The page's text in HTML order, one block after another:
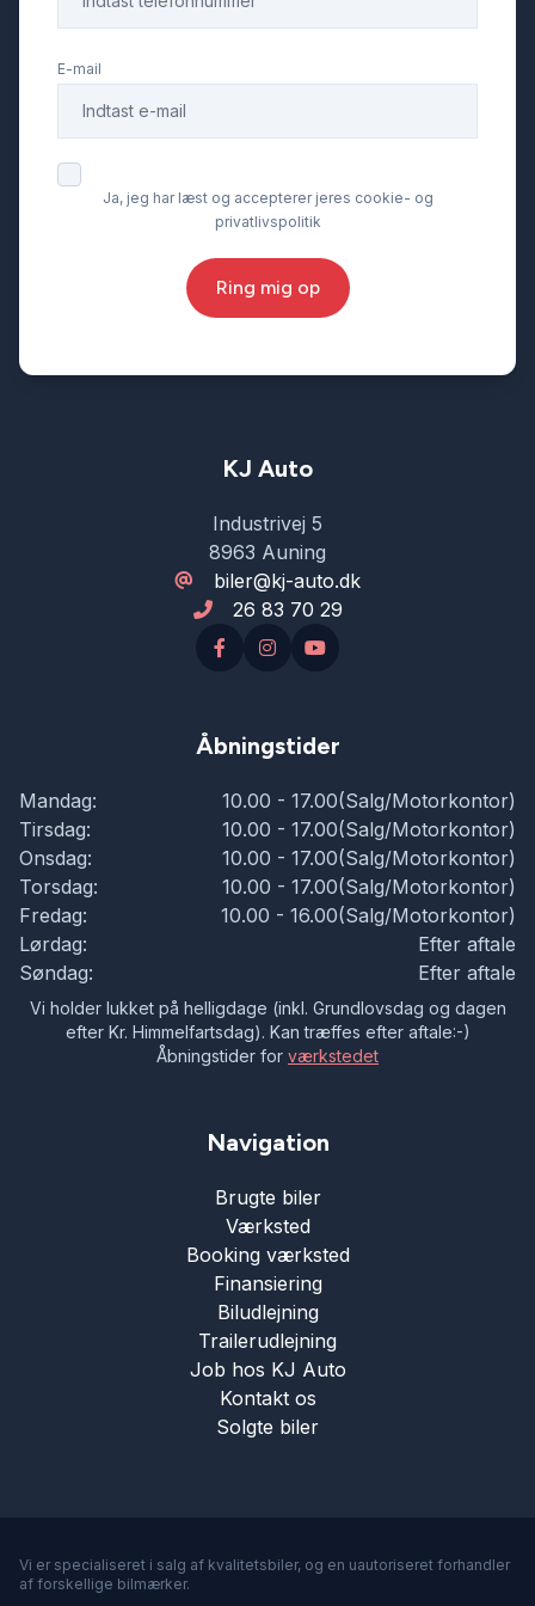
Fartpilot
Fjernbetjent centrallås
Fuld LED forlygter
Fuldautomatisk klimaanlæg
Kørecomputer
Læderrat
Musikstreaming via bluetooth
Navigation
Parkeringssensor bagved
Parkeringssensor foran
Skiltegenkendelse
E-mail
Ja, jeg har læst og accepterer jeres cookie- og
privatlivspolitik
Ring mig op
KJ Auto
Industrivej 5
8963 Auning
biler@kj-auto.dk
26 83 70 29
Åbningstider
Mandag:
10.00 - 17.00(Salg/Motorkontor)
Tirsdag:
10.00 - 17.00(Salg/Motorkontor)
Onsdag:
10.00 - 17.00(Salg/Motorkontor)
Torsdag:
10.00 - 17.00(Salg/Motorkontor)
Fredag:
10.00 - 16.00(Salg/Motorkontor)
Lørdag:
Efter aftale
Søndag:
Efter aftale
Vi holder lukket på helligdage (inkl. Grundlovsdag og dagen
efter Kr. Himmelfartsdag). Kan træffes efter aftale:-)
Åbningstider for værkstedet
Navigation
Brugte biler
Værksted
Booking værksted
Finansiering
Biludlejning
Trailerudlejning
Job hos KJ Auto
Kontakt os
Solgte biler
Vi er specialiseret i salg af kvalitetsbiler, og en uautoriseret forhandler
af forskellige bilmærker.